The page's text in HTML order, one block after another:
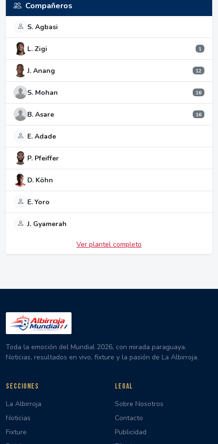
Compañeros
S. Agbasi
L. Zigi 1
J. Anang 12
S. Mohan 16
B. Asare 16
E. Adade
P. Pfeiffer
D. Köhn
E. Yoro
J. Gyamerah
Ver plantel completo
Toda la emoción del Mundial 2026, con mirada paraguaya.
Noticias, resultados en vivo, fixture y la pasión de La Albirroja.
SECCIONES
La Albirroja
Noticias
Fixture
LEGAL
Sobre Nosotros
Contacto
Publicidad